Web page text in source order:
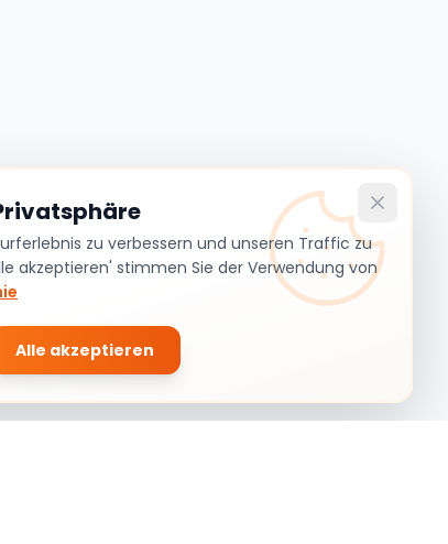
zu verbessern und unseren Traffic zu
akzeptieren' stimmen Sie der Verwendung von
Alle akzeptieren